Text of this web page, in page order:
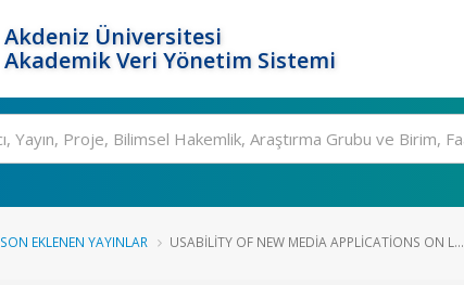
Akdeniz Üniversitesi
Akademik Veri Yönetim Sistemi
SON EKLENEN YAYINLAR USABILITY OF NEW MEDIA APPLICATIONS ON L...